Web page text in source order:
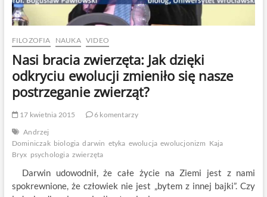
FILOZOFIA NAUKA VIDEO
Nasi bracia zwierzęta: Jak dzięki
odkryciu ewolucji zmieniło się nasze
postrzeganie zwierząt?
17 kwietnia 2015
6 komentarzy
Andrzej
Dominiczak biologia darwin etyka ewolucja ewolucjonizm Kaja
Bryx psychologia zwierzęta
Darwin udowodnił, że całe życie na Ziemi jest z nami
spokrewnione, że człowiek nie jest „bytem z innej bajki”. Czy